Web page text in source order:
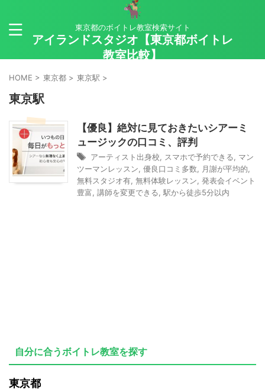
東京都のボイトレ教室検索サイト
アイランドスタジオ【東京都ボイトレ
教室比較】
HOME > 東京都 > 東京駅 >
東京駅
【優良】絶対に見ておきたいシアーミ
ュージックの口コミ、評判
アーティスト出身校 スマホで予約できる
マン
ツーマンレッスン 優良口コミ多数 月謝が平均的
無料スタジオ有 無料体験レッスン 発表会イベント
豊富 講師を変更できる 駅から徒歩5分以内
自分に合うボイトレ教室を探す
東京都